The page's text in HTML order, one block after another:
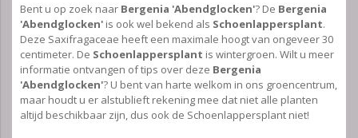
Bent u op zoek naar Bergenia 'Abendglocken'? De Bergenia
'Abendglocken' is ook wel bekend als Schoenlappersplant.
Deze Saxifragaceae heeft een maximale hoogt van ongeveer 30
centimeter. De Schoenlappersplant is wintergroen. Wilt u meer
informatie ontvangen of tips over deze Bergenia
'Abendglocken'? U bent van harte welkom in ons groencentrum,
maar houdt u er alstublieft rekening mee dat niet alle planten
altijd beschikbaar zijn, dus ook de Schoenlappersplant niet!